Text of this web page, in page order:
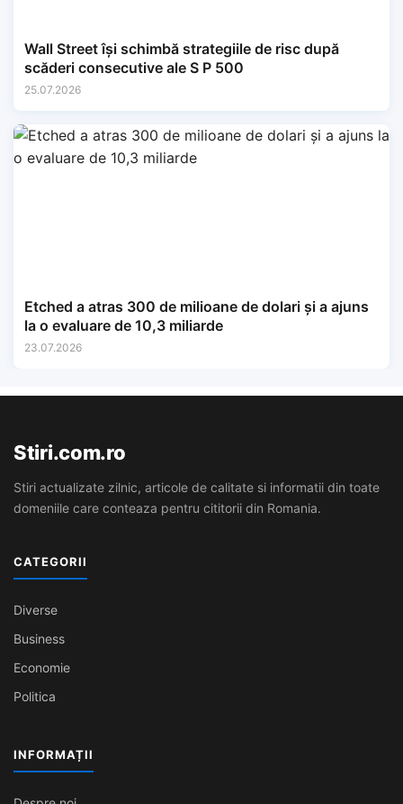
Wall Street își schimbă strategiile de risc după
scăderi consecutive ale S P 500
25.07.2026
Etched a atras 300 de milioane de dolari și a ajuns
la o evaluare de 10,3 miliarde
23.07.2026
Stiri.com.ro
Stiri actualizate zilnic, articole de calitate si informatii din toate
domeniile care conteaza pentru cititorii din Romania.
CATEGORII
Diverse
Business
Economie
Politica
INFORMAȚII